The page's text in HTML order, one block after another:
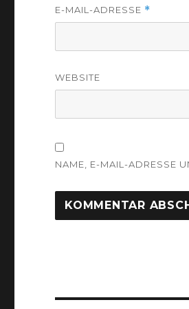
E-MAIL-ADRESSE *
WEBSITE
NAME, E-MAIL-ADRESSE